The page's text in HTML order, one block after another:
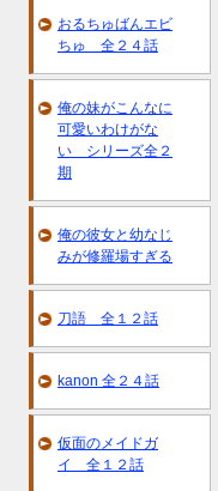
おるちゅばんエビ
ちゅ 全２４話
俺の妹がこんなに
可愛いわけがな
い シリーズ全２
期
俺の彼女と幼なじ
みが修羅場すぎる
刀語 全１２話
kanon 全２４話
仮面のメイドガ
イ 全１２話